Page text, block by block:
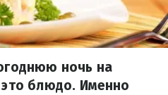
ночь на
блюдо. Именно